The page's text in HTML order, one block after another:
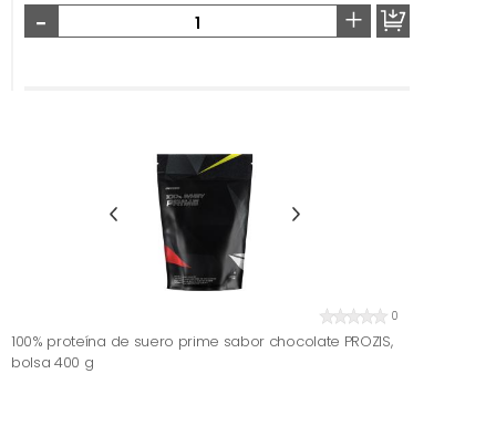
- +
0
100% proteína de suero prime sabor chocolate PROZIS,
bolsa 400 g